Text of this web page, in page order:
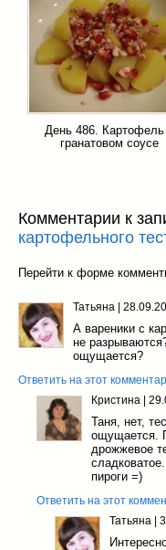
День 486.
гранатовом соусе
Комментарии к
картофельного
Перейти к форме
Татьяна |
А вареники с
не
ощущается?
Ответить на этот
Кристина |
Таня, нет,
ощущается.
дрожжевое
пироги =)
Ответить на этот
Татьяна |